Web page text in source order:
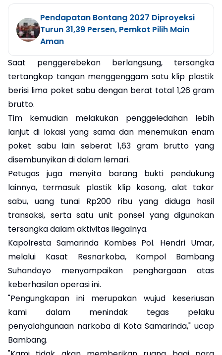
Pendapatan Bontang 2027 Diproyeksi
Turun 31,39 Persen, Pemkot Pilih Main
Aman
Saat penggerebekan berlangsung, tersangka
tertangkap tangan menggenggam satu klip plastik
berisi lima poket sabu dengan berat total 1,26 gram
brutto.
Tim kemudian melakukan penggeledahan lebih
lanjut di lokasi yang sama dan menemukan enam
poket sabu lain seberat 1,63 gram brutto yang
disembunyikan di dalam lemari.
Petugas juga menyita barang bukti pendukung
lainnya, termasuk plastik klip kosong, alat takar
sabu, uang tunai Rp200 ribu yang diduga hasil
transaksi, serta satu unit ponsel yang digunakan
tersangka dalam aktivitas ilegalnya.
Kapolresta Samarinda Kombes Pol. Hendri Umar,
melalui Kasat Resnarkoba, Kompol Bambang
Suhandoyo menyampaikan penghargaan atas
keberhasilan operasi ini.
"Pengungkapan ini merupakan wujud keseriusan
kami dalam menindak tegas pelaku
penyalahgunaan narkoba di Kota Samarinda," ucap
Bambang.